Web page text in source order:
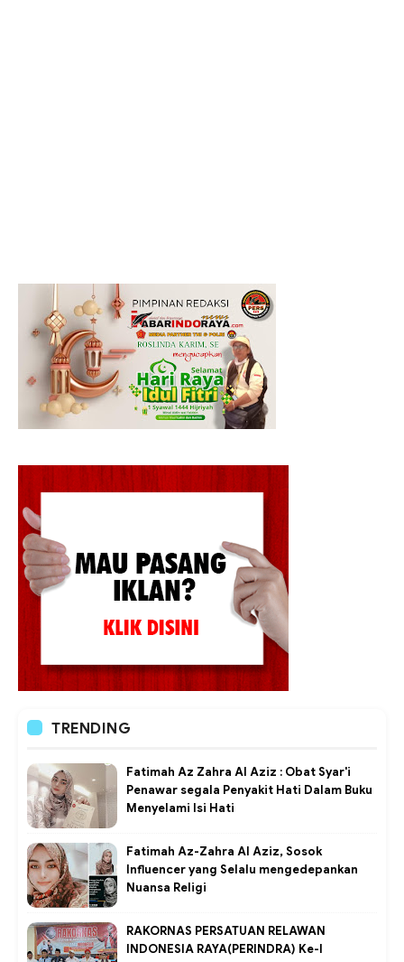
TRENDING
Fatimah Az Zahra Al Aziz : Obat Syar'i
Penawar segala Penyakit Hati Dalam Buku
Menyelami Isi Hati
Fatimah Az-Zahra Al Aziz, Sosok
Influencer yang Selalu mengedepankan
Nuansa Religi
RAKORNAS PERSATUAN RELAWAN
INDONESIA RAYA(PERINDRA) Ke-I